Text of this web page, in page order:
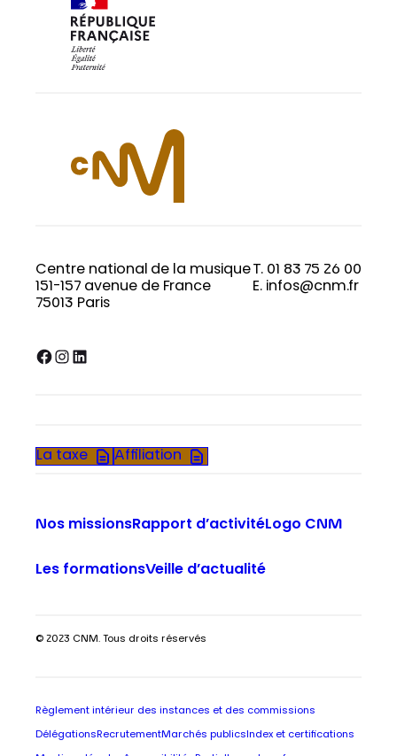
Centre national de la musique
151-157 avenue de France
75013 Paris
T. 01 83 75 26 00
E. infos@cnm.fr
Facebook InstagramLinkedIn
La taxe Affiliation
Nos missionsRapport d’activitéLogo CNM
Les formationsVeille d’actualité
© 2023 CNM. Tous droits réservés
Règlement intérieur des instances et des commissions
Délégations RecrutementMarchés publics Index et certifications